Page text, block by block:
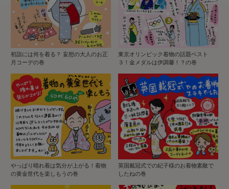
初詣には何を着る？ 妄想の大人のお正
月コーデの巻
東京オリンピック着物の話題ベスト
３！金メダルは伊調馨！？の巻
やっぱり晴れ着は気分が上がる！着物
の黄金世代を楽しもうの巻
英国戴冠式での紀子様のお着物素敵で
したねの巻